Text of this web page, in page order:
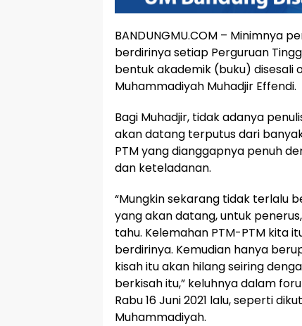
BANDUNGMU.COM – Minimnya
berdirinya setiap Perguruan
bentuk akademik (buku) disesali
Muhammadiyah Muhadjir Effendi.
Bagi Muhadjir, tidak adanya
akan datang terputus dari
PTM yang dianggapnya penuh
dan keteladanan.
“Mungkin sekarang tidak terlalu
yang akan datang, untuk
tahu. Kelemahan PTM-PTM kita
berdirinya. Kemudian hanya
kisah itu akan hilang seiring
berkisah itu,” keluhnya dalam
Rabu 16 Juni 2021 lalu, seperti
Muhammadiyah.